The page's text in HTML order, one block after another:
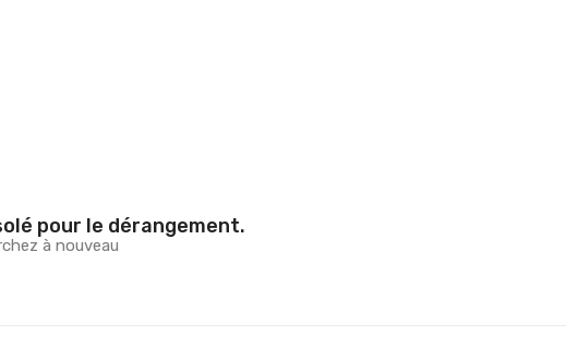
pour le dérangement.
à nouveau